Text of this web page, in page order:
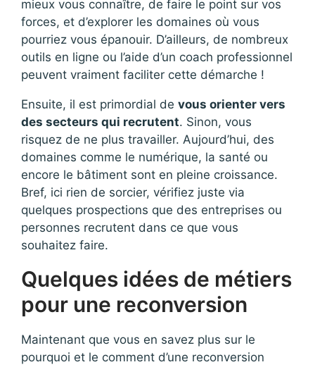
mieux vous connaître, de faire le point sur vos
forces, et d’explorer les domaines où vous
pourriez vous épanouir. D’ailleurs, de nombreux
outils en ligne ou l’aide d’un coach professionnel
peuvent vraiment faciliter cette démarche !
Ensuite, il est primordial de vous orienter vers
des secteurs qui recrutent. Sinon, vous
risquez de ne plus travailler. Aujourd’hui, des
domaines comme le numérique, la santé ou
encore le bâtiment sont en pleine croissance.
Bref, ici rien de sorcier, vérifiez juste via
quelques prospections que des entreprises ou
personnes recrutent dans ce que vous
souhaitez faire.
Quelques idées de métiers
pour une reconversion
Maintenant que vous en savez plus sur le
pourquoi et le comment d’une reconversion